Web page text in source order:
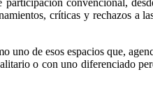
críticas y rechazos a
uno de esos espacios que,
o con uno diferenciado